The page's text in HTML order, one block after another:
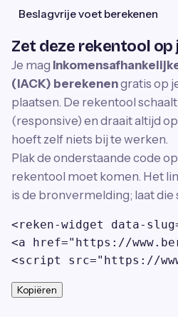
Beslagvrije voet berekenen
Zet deze rekentool
Je mag
(IACK) berekenengratis op
plaatsen. De rekentool
(responsive) en draait altijd
hoeft zelf niets bij te werken.
Plak de onderstaande code
rekentool moet komen. Het
is de bronvermelding; laat die
<reken-widget data-
<a href="https://
<script src="https://
Kopiëren